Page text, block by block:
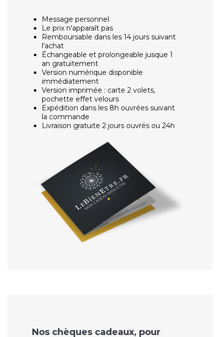
Message personnel
Le prix n'apparaît pas
Remboursable dans les 14 jours suivant
l'achat
Échangeable et prolongeable jusque 1
an gratuitement
Version numérique disponible
immédiatement
Version imprimée : carte 2 volets,
pochette effet velours
Expédition dans les 8h ouvrées suivant
la commande
Livraison gratuite 2 jours ouvrés ou 24h
Nos chèques cadeaux, pour